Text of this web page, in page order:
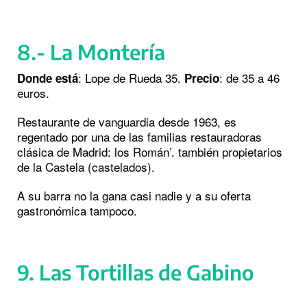
8.- La Montería
Donde está: Lope de Rueda 35. Precio: de 35 a 46
euros.
Restaurante de vanguardia desde 1963, es
regentado por una de las familias restauradoras
clásica de Madrid: los Román’. también propietarios
de la Castela (castelados).
A su barra no la gana casi nadie y a su oferta
gastronómica tampoco.
9. Las Tortillas de Gabino